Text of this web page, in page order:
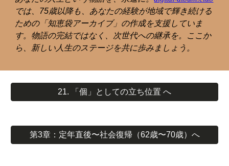
では、75歳以降も、あなたの経験が地域で輝き続ける
ための「知恵袋アーカイブ」の作成を支援していま
す。物語の完結ではなく、次世代への継承を。ここか
ら、新しい人生のステージを共に歩みましょう。
21. 「個」としての立ち位置 へ
第3章：定年直後〜社会復帰（62歳〜70歳）へ